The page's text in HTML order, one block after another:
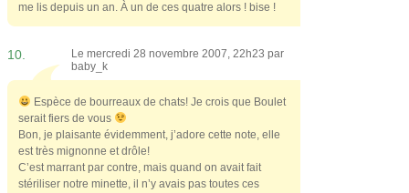
me lis depuis un an. À un de ces quatre alors ! bise !
10.
Le mercredi 28 novembre 2007, 22h23 par
baby_k
Espèce de bourreaux de chats! Je crois que Boulet
serait fiers de vous
Bon, je plaisante évidemment, j’adore cette note, elle
est très mignonne et drôle!
C’est marrant par contre, mais quand on avait fait
stériliser notre minette, il n’y avais pas toutes ces